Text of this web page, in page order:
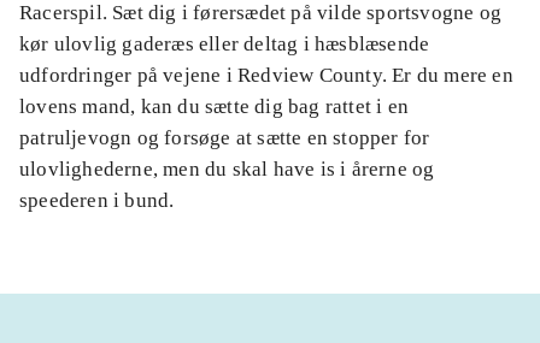
Racerspil. Sæt dig i førersædet på vilde sportsvogne og
kør ulovlig gaderæs eller deltag i hæsblæsende
udfordringer på vejene i Redview County. Er du mere en
lovens mand, kan du sætte dig bag rattet i en
patruljevogn og forsøge at sætte en stopper for
ulovlighederne, men du skal have is i årerne og
speederen i bund.